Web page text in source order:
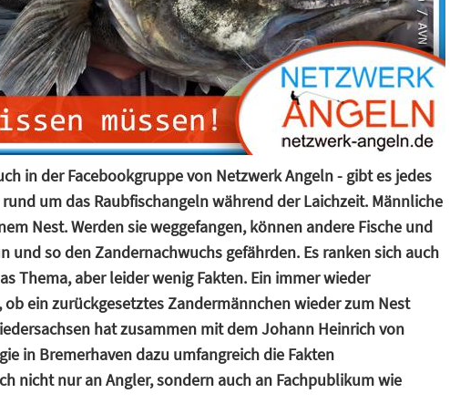
in der Facebookgruppe von Netzwerk Angeln - gibt es jedes
um das Raubfischangeln während der Laichzeit. Männliche
Nest. Werden sie weggefangen, können andere Fische und
und so den Zandernachwuchs gefährden. Es ranken sich auch
Thema, aber leider wenig Fakten. Ein immer wieder
ein zurückgesetztes Zandermännchen wieder zum Nest
hat zusammen mit dem Johann Heinrich von
in Bremerhaven dazu umfangreich die Fakten
nicht nur an Angler, sondern auch an Fachpublikum wie